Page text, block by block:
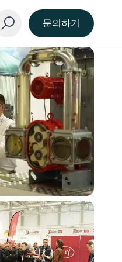
문의하기